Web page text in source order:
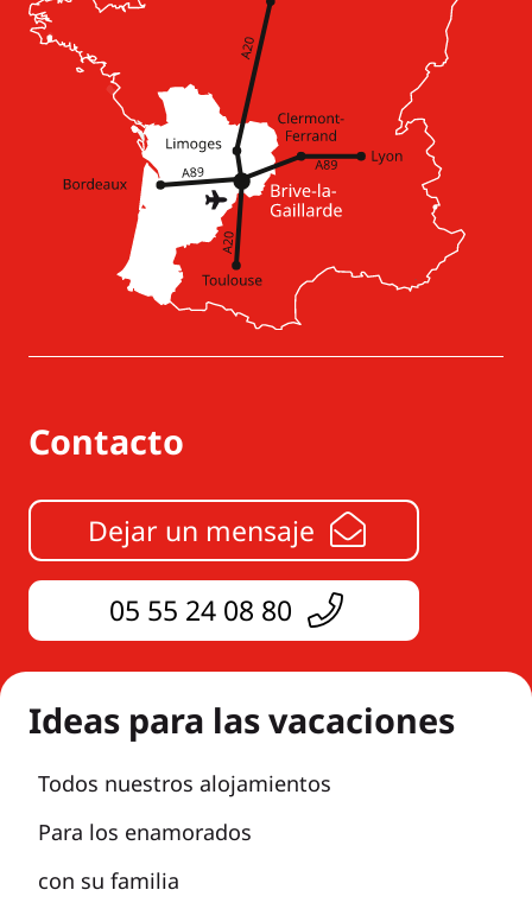
Contacto
Dejar un mensaje
05 55 24 08 80
Ideas para las vacaciones
Todos nuestros alojamientos
Para los enamorados
con su familia